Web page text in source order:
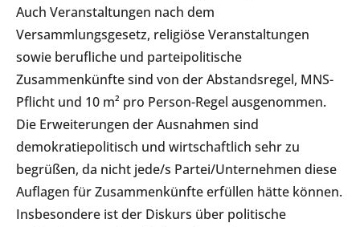
Auch Veranstaltungen nach dem
Versammlungsgesetz, religiöse Veranstaltungen
sowie berufliche und parteipolitische
Zusammenkünfte sind von der Abstandsregel, MNS-
Pflicht und 10 m² pro Person-Regel ausgenommen.
Die Erweiterungen der Ausnahmen sind
demokratiepolitisch und wirtschaftlich sehr zu
begrüßen, da nicht jede/s Partei/Unternehmen diese
Auflagen für Zusammenkünfte erfüllen hätte können.
Insbesondere ist der Diskurs über politische